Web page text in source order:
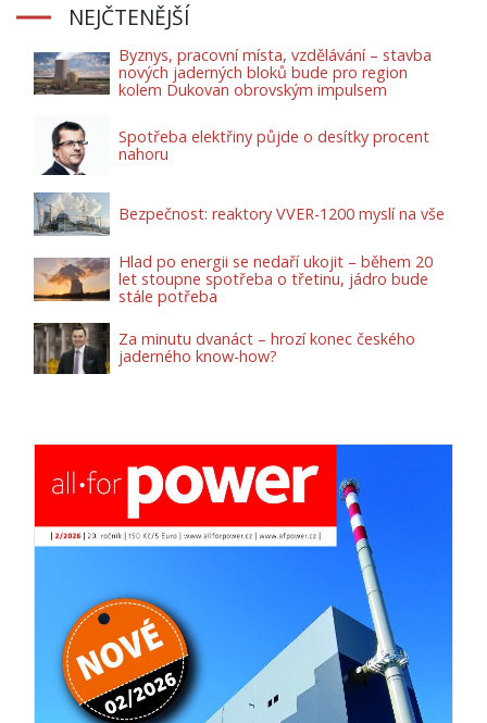
NEJČTENĚJŠÍ
Byznys, pracovní místa, vzdělávání – stavba
nových jaderných bloků bude pro region
kolem Dukovan obrovským impulsem
Spotřeba elektřiny půjde o desítky procent
nahoru
Bezpečnost: reaktory VVER-1200 myslí na vše
Hlad po energii se nedaří ukojit – během 20
let stoupne spotřeba o třetinu, jádro bude
stále potřeba
Za minutu dvanáct – hrozí konec českého
jaderného know-how?